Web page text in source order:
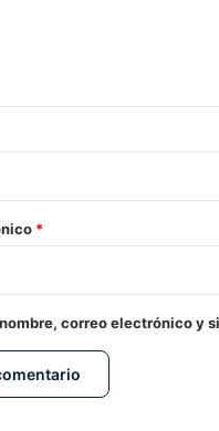
*
correo electrónico y